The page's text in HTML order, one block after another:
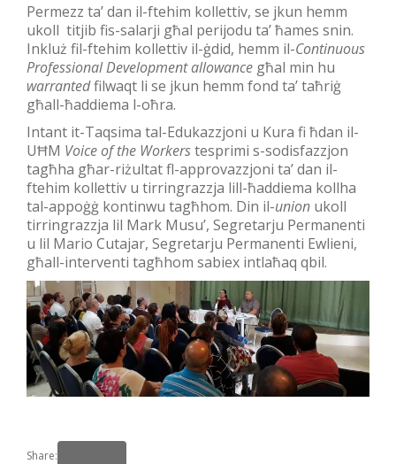
Permezz ta’ dan il-ftehim kollettiv, se jkun hemm
ukoll titjib fis-salarji għal perijodu ta’ ħames snin.
Inkluż fil-ftehim kollettiv il-ġdid, hemm il-Continuous
Professional Development allowance għal min hu
warrantedfilwaqt li se jkun hemm fond ta’ taħriġ
għall-ħaddiema l-oħra.
Intant it-Taqsima tal-Edukazzjoni u Kura fi ħdan il-
UĦM Voice of the Workerstesprimi s-sodisfazzjon
tagħha għar-riżultat fl-approvazzjoni ta’ dan il-
ftehim kollettiv u tirringrazzja lill-ħaddiema kollha
tal-appoġġ kontinwu tagħhom. Din il-union ukoll
tirringrazzja lil Mark Musu’, Segretarju Permanenti
u lil Mario Cutajar, Segretarju Permanenti Ewlieni,
għall-interventi tagħhom sabiex intlaħaq qbil.
Share: